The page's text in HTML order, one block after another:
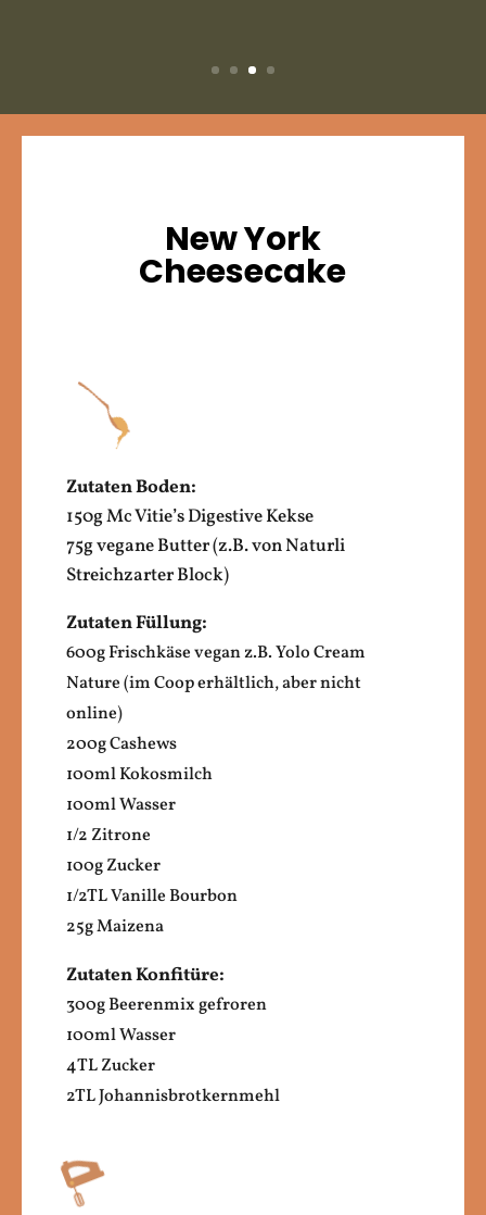
New York
Cheesecake
Zutaten Boden:
150g Mc Vitie’s Digestive Kekse
75g vegane Butter (z.B. von Naturli
Streichzarter Block)
Zutaten Füllung:
600g Frischkäse vegan z.B. Yolo Cream
Nature (im Coop erhältlich, aber nicht
online)
200g Cashews
100ml Kokosmilch
100ml Wasser
1/2 Zitrone
100g Zucker
1/2TL Vanille Bourbon
25g Maizena
Zutaten Konfitüre:
300g Beerenmix gefroren
100ml Wasser
4TL Zucker
2TL Johannisbrotkernmehl